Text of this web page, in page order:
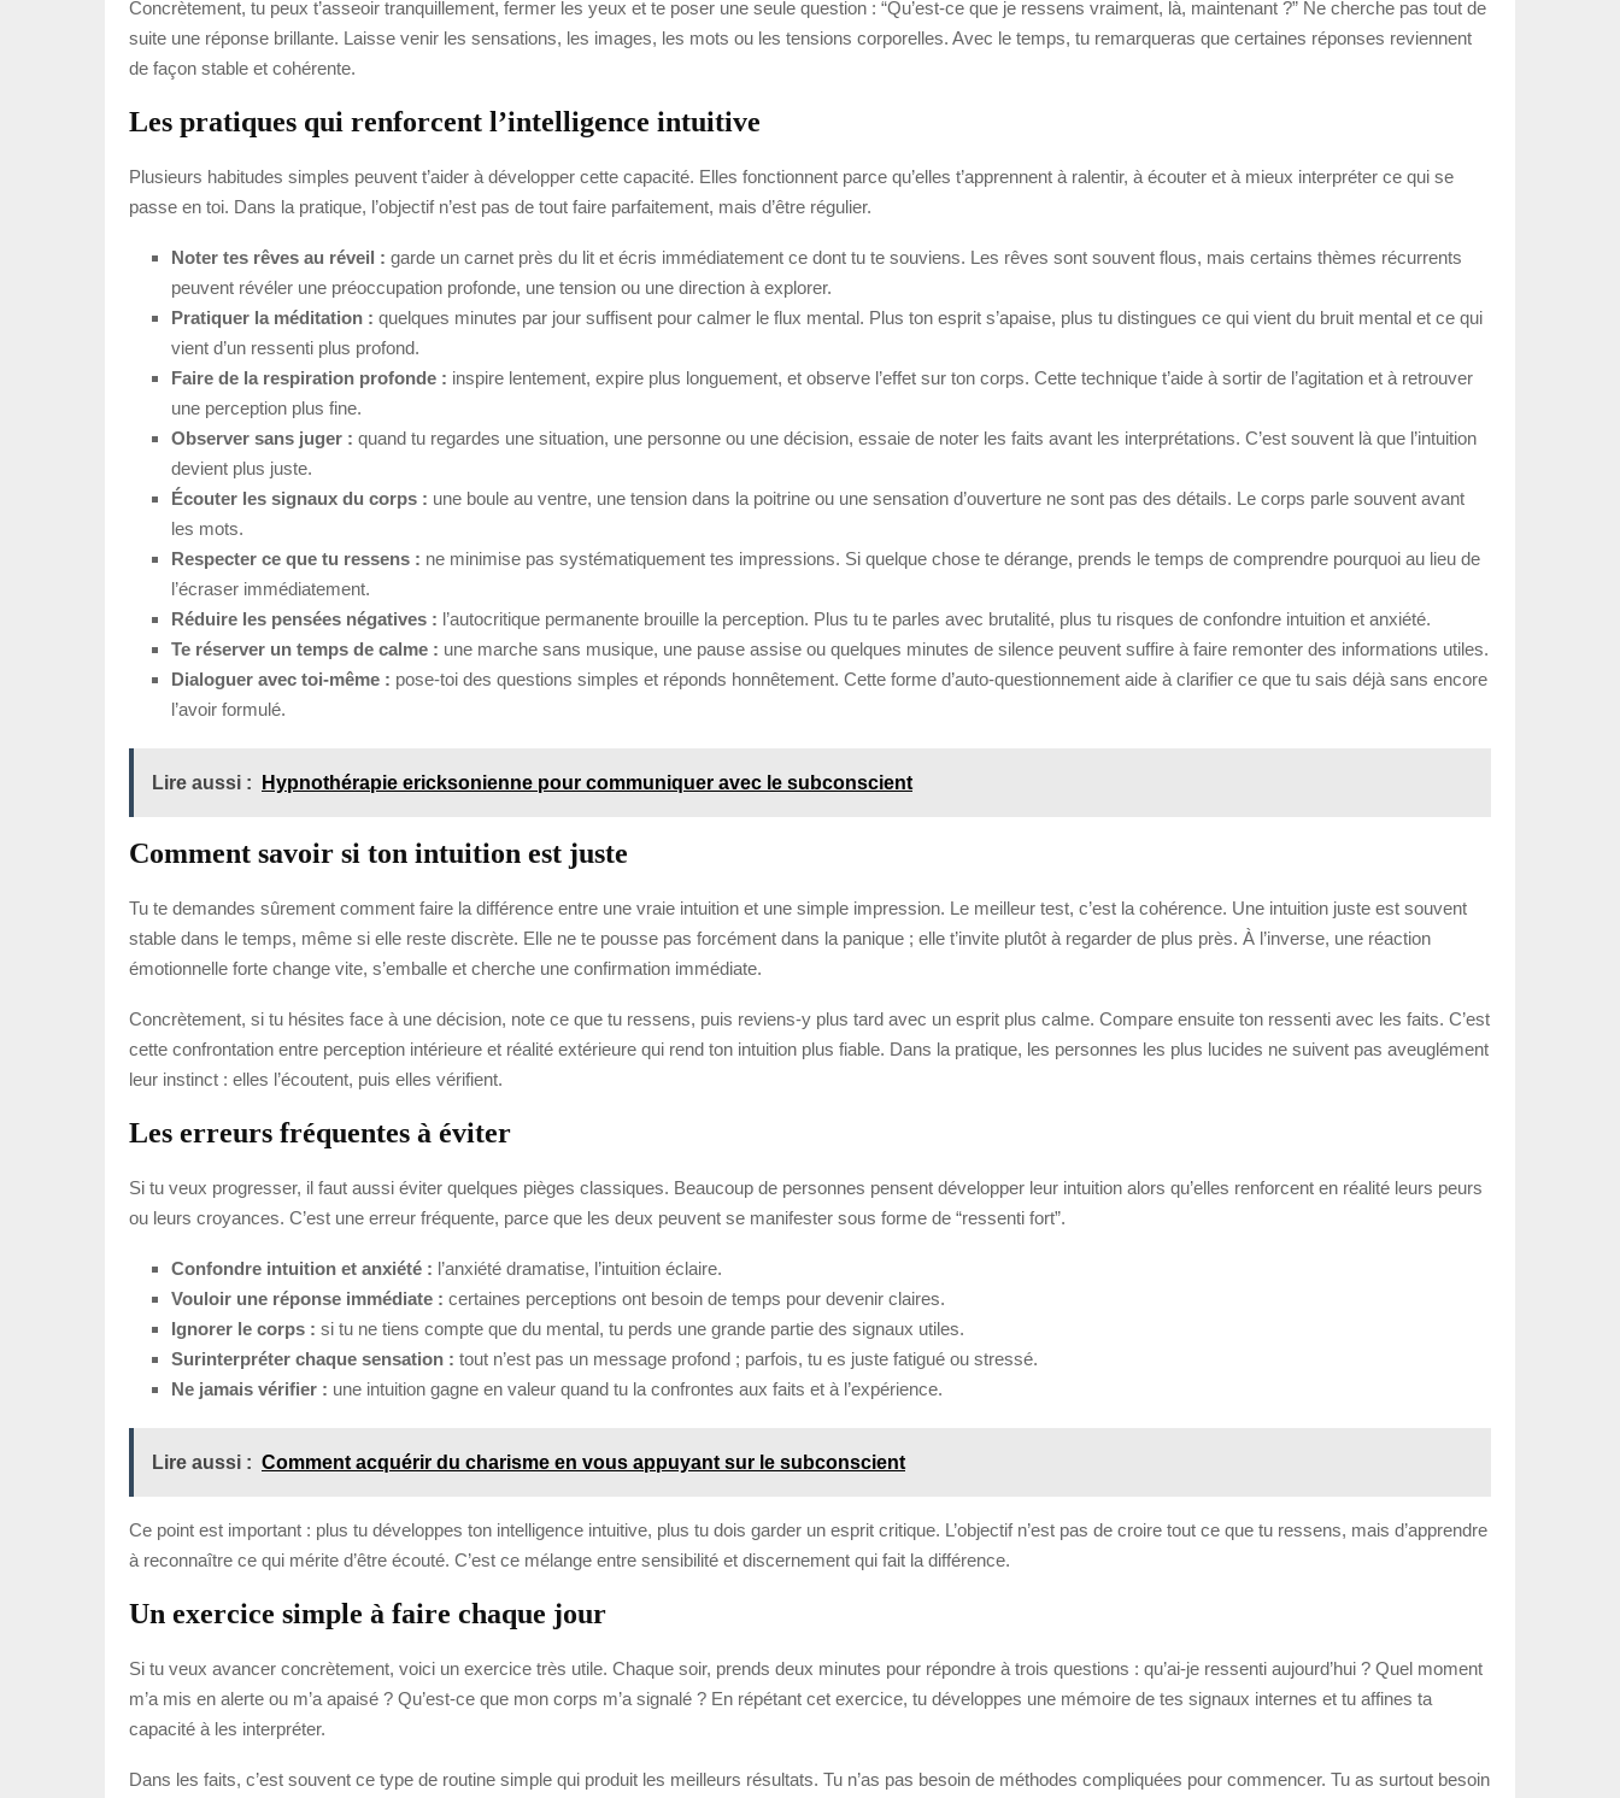
Concrètement, tu peux t’asseoir tranquillement, fermer les yeux et te poser une seule question : “Qu’est-ce que je ressens vraiment, là, maintenant ?” Ne cherche pas tout de
suite une réponse brillante. Laisse venir les sensations, les images, les mots ou les tensions corporelles. Avec le temps, tu remarqueras que certaines réponses reviennent
de façon stable et cohérente.
Les pratiques qui renforcent l’intelligence intuitive
Plusieurs habitudes simples peuvent t’aider à développer cette capacité. Elles fonctionnent parce qu’elles t’apprennent à ralentir, à écouter et à mieux interpréter ce qui se
passe en toi. Dans la pratique, l’objectif n’est pas de tout faire parfaitement, mais d’être régulier.
Noter tes rêves au réveil : garde un carnet près du lit et écris immédiatement ce dont tu te souviens. Les rêves sont souvent flous, mais certains thèmes récurrents
peuvent révéler une préoccupation profonde, une tension ou une direction à explorer.
Pratiquer la méditation : quelques minutes par jour suffisent pour calmer le flux mental. Plus ton esprit s’apaise, plus tu distingues ce qui vient du bruit mental et ce qui
vient d’un ressenti plus profond.
Faire de la respiration profonde : inspire lentement, expire plus longuement, et observe l’effet sur ton corps. Cette technique t’aide à sortir de l’agitation et à retrouver
une perception plus fine.
Observer sans juger : quand tu regardes une situation, une personne ou une décision, essaie de noter les faits avant les interprétations. C’est souvent là que l’intuition
devient plus juste.
Écouter les signaux du corps : une boule au ventre, une tension dans la poitrine ou une sensation d’ouverture ne sont pas des détails. Le corps parle souvent avant
les mots.
Respecter ce que tu ressens : ne minimise pas systématiquement tes impressions. Si quelque chose te dérange, prends le temps de comprendre pourquoi au lieu de
l’écraser immédiatement.
Réduire les pensées négatives : l’autocritique permanente brouille la perception. Plus tu te parles avec brutalité, plus tu risques de confondre intuition et anxiété.
Te réserver un temps de calme : une marche sans musique, une pause assise ou quelques minutes de silence peuvent suffire à faire remonter des informations utiles.
Dialoguer avec toi-même : pose-toi des questions simples et réponds honnêtement. Cette forme d’auto-questionnement aide à clarifier ce que tu sais déjà sans encore
l’avoir formulé.
Lire aussi : Hypnothérapie ericksonienne pour communiquer avec le subconscient
Comment savoir si ton intuition est juste
Tu te demandes sûrement comment faire la différence entre une vraie intuition et une simple impression. Le meilleur test, c’est la cohérence. Une intuition juste est souvent
stable dans le temps, même si elle reste discrète. Elle ne te pousse pas forcément dans la panique ; elle t’invite plutôt à regarder de plus près. À l’inverse, une réaction
émotionnelle forte change vite, s’emballe et cherche une confirmation immédiate.
Concrètement, si tu hésites face à une décision, note ce que tu ressens, puis reviens-y plus tard avec un esprit plus calme. Compare ensuite ton ressenti avec les faits. C’est
cette confrontation entre perception intérieure et réalité extérieure qui rend ton intuition plus fiable. Dans la pratique, les personnes les plus lucides ne suivent pas aveuglément
leur instinct : elles l’écoutent, puis elles vérifient.
Les erreurs fréquentes à éviter
Si tu veux progresser, il faut aussi éviter quelques pièges classiques. Beaucoup de personnes pensent développer leur intuition alors qu’elles renforcent en réalité leurs peurs
ou leurs croyances. C’est une erreur fréquente, parce que les deux peuvent se manifester sous forme de “ressenti fort”.
Confondre intuition et anxiété : l’anxiété dramatise, l’intuition éclaire.
Vouloir une réponse immédiate : certaines perceptions ont besoin de temps pour devenir claires.
Ignorer le corps : si tu ne tiens compte que du mental, tu perds une grande partie des signaux utiles.
Surinterpréter chaque sensation : tout n’est pas un message profond ; parfois, tu es juste fatigué ou stressé.
Ne jamais vérifier : une intuition gagne en valeur quand tu la confrontes aux faits et à l’expérience.
Lire aussi : Comment acquérir du charisme en vous appuyant sur le subconscient
Ce point est important : plus tu développes ton intelligence intuitive, plus tu dois garder un esprit critique. L’objectif n’est pas de croire tout ce que tu ressens, mais d’apprendre
à reconnaître ce qui mérite d’être écouté. C’est ce mélange entre sensibilité et discernement qui fait la différence.
Un exercice simple à faire chaque jour
Si tu veux avancer concrètement, voici un exercice très utile. Chaque soir, prends deux minutes pour répondre à trois questions : qu’ai-je ressenti aujourd’hui ? Quel moment
m’a mis en alerte ou m’a apaisé ? Qu’est-ce que mon corps m’a signalé ? En répétant cet exercice, tu développes une mémoire de tes signaux internes et tu affines ta
capacité à les interpréter.
Dans les faits, c’est souvent ce type de routine simple qui produit les meilleurs résultats. Tu n’as pas besoin de méthodes compliquées pour commencer. Tu as surtout besoin